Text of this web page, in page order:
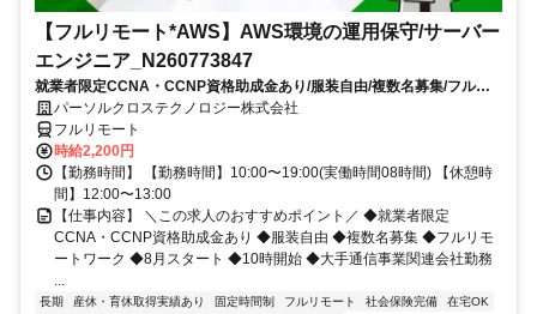
【フルリモート*AWS】AWS環境の運用保守/サーバー
エンジニア_N260773847
就業者限定CCNA・CCNP資格助成金あり/服装自由/複数名募集/フルリ
モートワーク/8月スタート/10時開始/大手通信事業関連会社勤務
パーソルクロステクノロジー株式会社
フルリモート
時給2,200円
【勤務時間】 【勤務時間】10:00〜19:00(実働時間08時間) 【休憩時
間】12:00〜13:00
【仕事内容】 ＼この求人のおすすめポイント／ ◆就業者限定
CCNA・CCNP資格助成金あり ◆服装自由 ◆複数名募集 ◆フルリモ
ートワーク ◆8月スタート ◆10時開始 ◆大手通信事業関連会社勤務
...
長期 産休・育休取得実績あり 固定時間制 フルリモート 社会保険完備
在宅OK